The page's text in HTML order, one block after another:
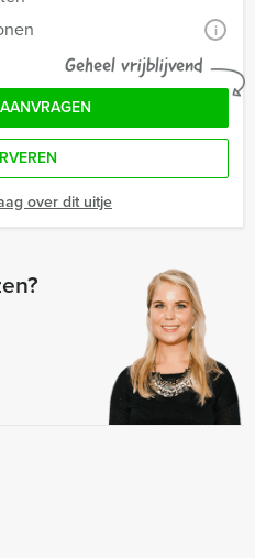
i
Geheel vrijblijvend
over dit uitje